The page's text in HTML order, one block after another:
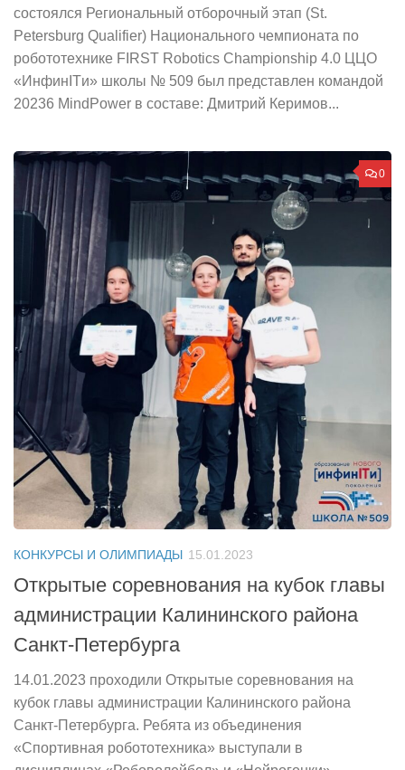
состоялся Региональный отборочный этап (St.
Petersburg Qualifier) Национального чемпионата по
робототехнике FIRST Robotics Championship 4.0 ЦЦО
«ИнфинITи» школы № 509 был представлен командой
20236 MindPower в составе: Дмитрий Керимов...
0
КОНКУРСЫ И ОЛИМПИАДЫ 15.01.2023
Открытые соревнования на кубок главы
администрации Калининского района
Санкт-Петербурга
14.01.2023 проходили Открытые соревнования на
кубок главы администрации Калининского района
Санкт-Петербурга. Ребята из объединения
«Спортивная робототехника» выступали в